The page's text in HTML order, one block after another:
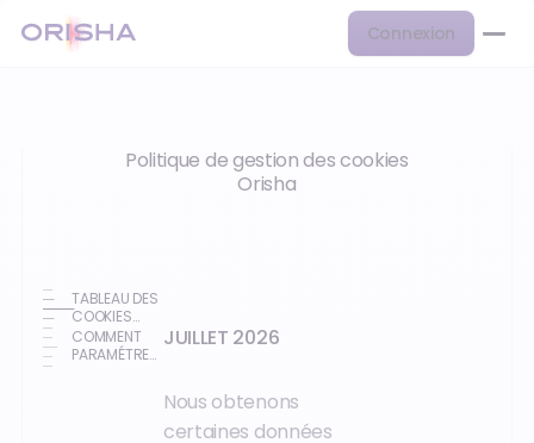
Connexion
Politique de gestion des cookies
Orisha
TABLEAU DES
COOKIES
UTILISES
COMMENT
PARAMÉTRER
JUILLET 2026
Nous obtenons
certaines données